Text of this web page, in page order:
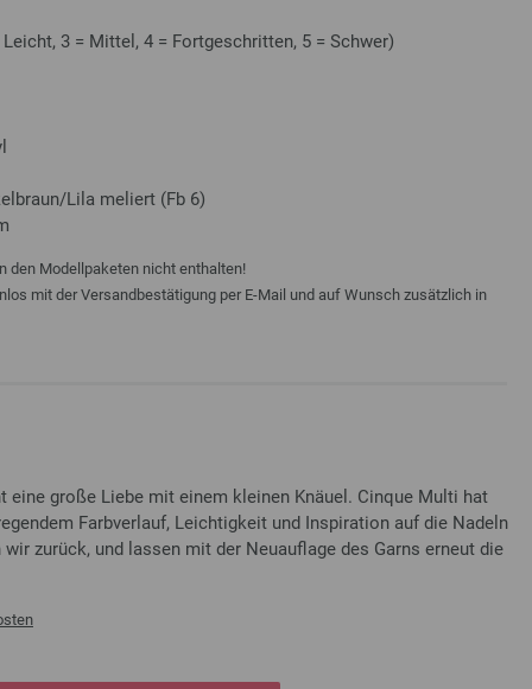
3 = Mittel, 4 = Fortgeschritten, 5 = Schwer)
Lila meliert (Fb 6)
den Modellpaketen nicht enthalten!
mit der Versandbestätigung per E-Mail und auf Wunsch zusätzlich in
eine große Liebe mit einem kleinen Knäuel. Cinque Multi hat
Farbverlauf, Leichtigkeit und Inspiration auf die Nadeln
zurück, und lassen mit der Neuauflage des Garns erneut die